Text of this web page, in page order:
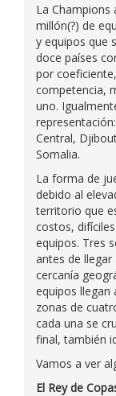
La Champions
millón(?) de
y equipos que
doce países
por
competencia,
uno.
Central,
Somalia.
La forma de
debido al
territorio que
costos,
equipos. Tres
antes de
cercanía
equipos llegan
zonas de
cada una se
final, también
Vamos a ver
El Rey de